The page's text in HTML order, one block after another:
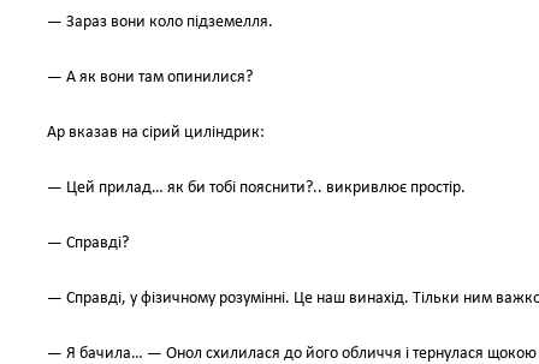
— Зараз вони коло підземелля.
— А як вони там опинилися?
Ар вказав на сірий циліндрик:
— Цей прилад… як би тобі пояснити?.. викривлює простір.
— Справді?
— Справді, у фізичному розумінні. Це наш винахід. Тільки ним
— Я бачила… — Онол схилилася до його обличчя і тернулася